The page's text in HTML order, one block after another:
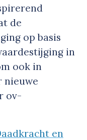
de
op basis
in
ook in
nieuwe
ov-
en